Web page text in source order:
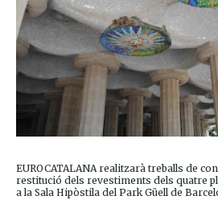
EUROCATALANA realitzarà treballs de
restitució dels revestiments dels quatre
a la Sala Hipòstila del Park Güell de